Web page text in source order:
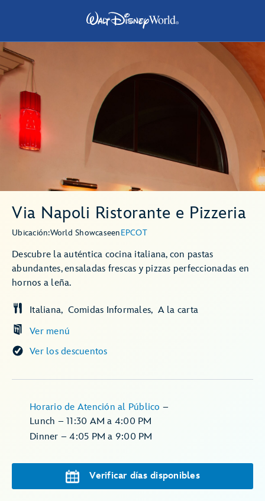
Via Napoli Ristorante e Pizzeria
Ubicación:World ShowcaseenEPCOT
Descubre la auténtica cocina italiana, con pastas
abundantes, ensaladas frescas y pizzas perfeccionadas en
hornos a leña.
Ver menú
Italiana Comidas Informales A la carta
Ver los descuentos
Horario de Atención al Público –
Lunch – 11:30 AM a 4:00 PM
Dinner – 4:05 PM a 9:00 PM
Verificar días disponibles